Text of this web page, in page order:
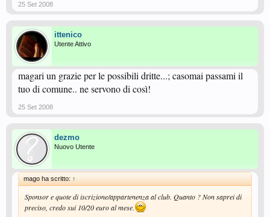
25 Set 2008
ittenico
Utente Attivo
magari un grazie per le possibili dritte...; casomai passami il
tuo di comune.. ne servono di così!
25 Set 2008
dezmo
Nuovo Utente
mago ha scritto: ↑
Sponsor e quote di iscrizione/appartenenza al club. Quanto ? Non saprei di
preciso, credo sui 10/20 euro al mese.